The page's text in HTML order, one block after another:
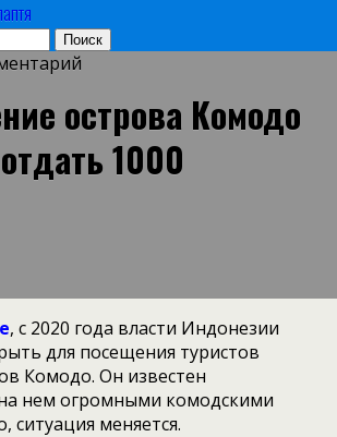
острова Комодо
1000
, с 2020 года власти Индонезии
для посещения туристов
Комодо. Он известен
нем огромными комодскими
ситуация меняется.